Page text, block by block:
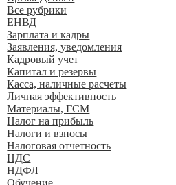
Все рубрики
ЕНВД
Зарплата и кадры
Заявления, уведомления
Кадровый учет
Капитал и резервы
Касса, наличные расчеты
Личная эффективность
Материалы, ГСМ
Налог на прибыль
Налоги и взносы
Налоговая отчетность
НДС
НДФЛ
Обучение